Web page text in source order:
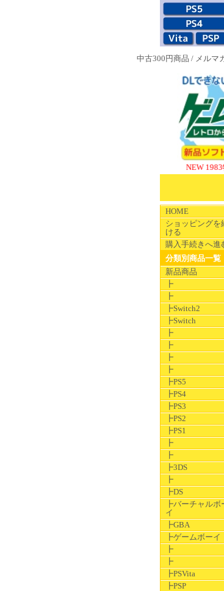
中古300円商品 / メルマ
NEW 1983特典付ソ
HOME
ショッピングを
ける
購入手続きへ進
分類別商品一覧
新品商品
┣
┣
┣Switch2
┣Switch
┣
┣
┣
┣
┣PS5
┣PS4
┣PS3
┣PS2
┣PS1
┣
┣
┣3DS
┣
┣DS
┣バーチャルボ
イ
┣GBA
┣ゲームボーイ
┣
┣
┣PSVita
┣PSP